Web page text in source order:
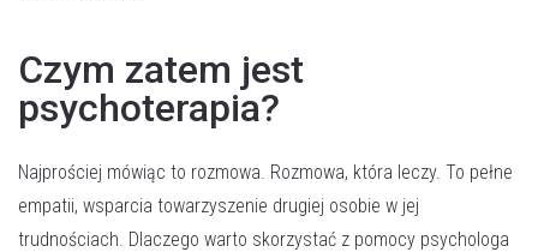
Czym zatem jest
psychoterapia?
Najprościej mówiąc to rozmowa. Rozmowa, która leczy. To pełne
empatii, wsparcia towarzyszenie drugiej osobie w jej
trudnościach. Dlaczego warto skorzystać z pomocy psychologa